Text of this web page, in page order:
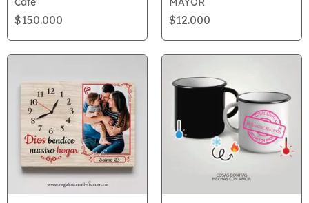
$150.000 $12.000